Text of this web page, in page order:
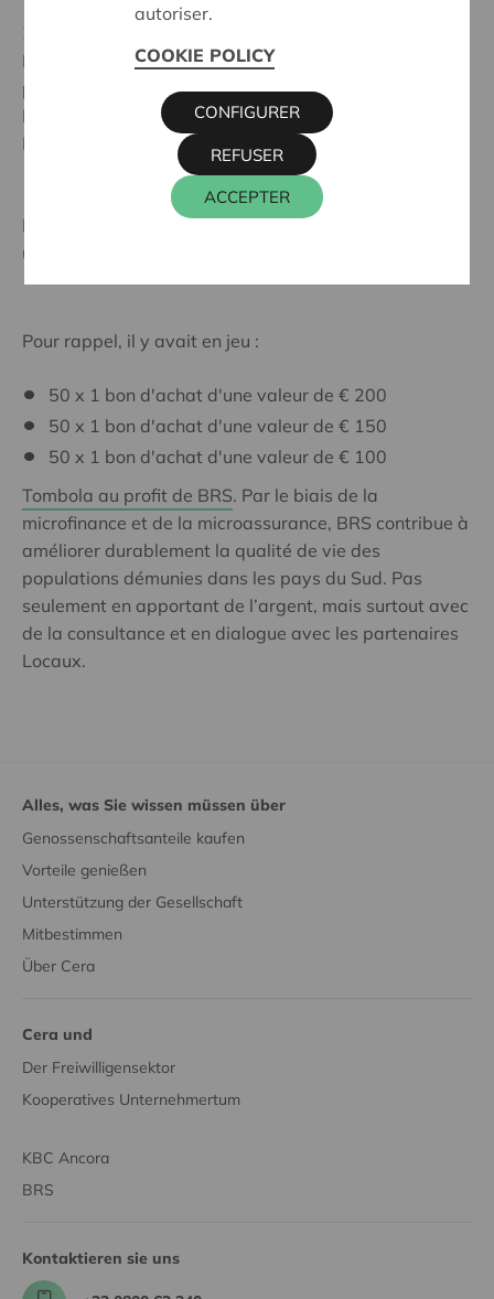
29 Mai 2019
Dans l’édition printemps 2019 du CeraSelect, vous
pouviez participer à la tombola gratuite en faveur de
BRS en vue de gagner un bon pour un dîner chez les
Mastercooks (ou Young Masters).
Découvrez la liste des heureux gagnants
un dîner exquis.
Pour rappel, il y avait en jeu :
50 x 1 bon d'achat d'une valeur de € 200
50 x 1 bon d'achat d'une valeur de € 150
50 x 1 bon d'achat d'une valeur de € 100
Tombola au profit de BRS. Par le biais de la
microfinance et de la microassurance, BRS contribue à
améliorer durablement la qualité de vie des
populations démunies dans les pays du Sud. Pas
seulement en apportant de l’argent, mais surtout avec
de la consultance et en dialogue avec les partenaires
Locaux.
Alles, was Sie wissen müssen über
Genossenschaftsanteile kaufen
Vorteile genießen
Unterstützung der Gesellschaft
Mitbestimmen
Über Cera
Cera und
Der Freiwilligensektor
Kooperatives Unternehmertum
KBC Ancora
BRS
Kontaktieren sie uns
autoriser.
COOKIE POLICY
ACCEPTER
REFUSER
CONFIGURER